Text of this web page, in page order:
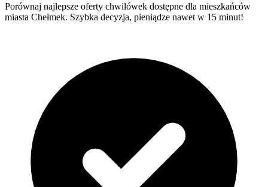
Porównaj najlepsze oferty chwilówek dostępne dla mieszkańców
miasta Chełmek. Szybka decyzja, pieniądze nawet w 15 minut!